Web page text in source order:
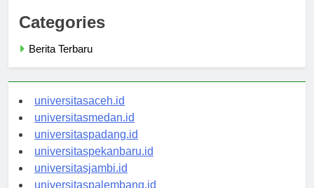
Categories
universitasaceh.id
universitasmedan.id
universitaspadang.id
universitaspekanbaru.id
universitasjambi.id